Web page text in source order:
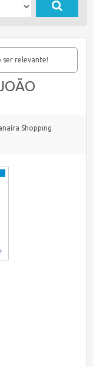
ser relevante!
Shopping